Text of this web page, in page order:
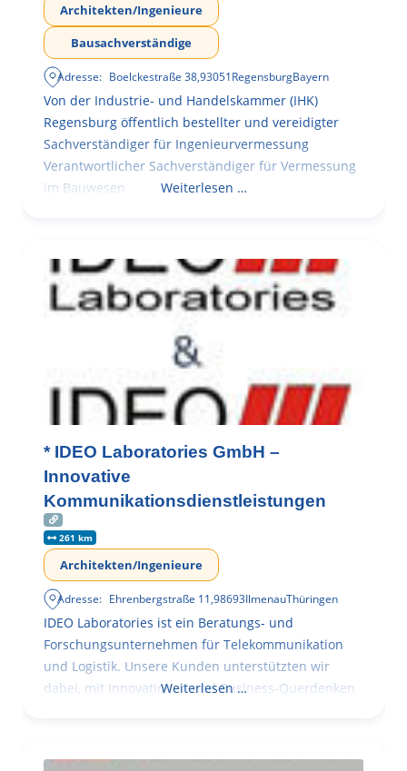
Architekten/Ingenieure
Bausachverständige
Adresse: Boelckestraße 38,93051RegensburgBayern
Von der Industrie- und Handelskammer (IHK)
Regensburg öffentlich bestellter und vereidigter
Sachverständiger für Ingenieurvermessung
Verantwortlicher Sachverständiger für Vermessung
im Bauwesen
Weiterlesen …
* IDEO Laboratories GmbH –
Innovative
Kommunikationsdienstleistungen
261 km
Architekten/Ingenieure
Adresse: Ehrenbergstraße 11,98693IlmenauThüringen
IDEO Laboratories ist ein Beratungs- und
Forschungsunternehmen für Telekommunikation
und Logistik. Unsere Kunden unterstützten wir
dabei, mit Innovationen und Business-Querdenken
Weiterlesen …